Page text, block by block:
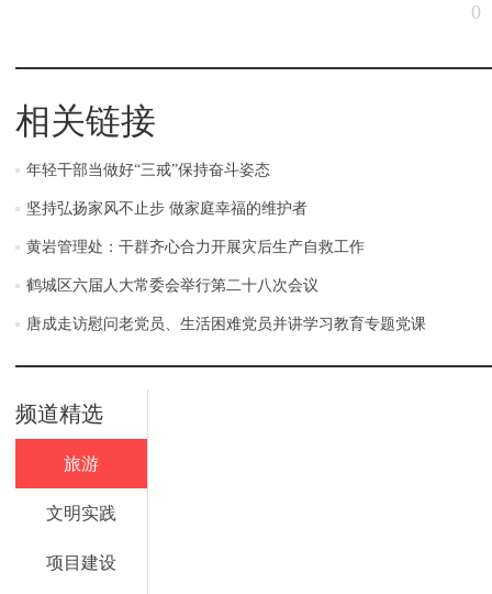
0
相关链接
年轻干部当做好“三戒”保持奋斗姿态
坚持弘扬家风不止步 做家庭幸福的维护者
黄岩管理处：干群齐心合力开展灾后生产自救工作
鹤城区六届人大常委会举行第二十八次会议
唐成走访慰问老党员、生活困难党员并讲学习教育专题党课
频道精选
旅游
文明实践
项目建设